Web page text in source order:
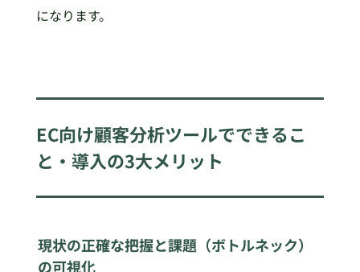
になります。
EC向け顧客分析ツールでできるこ
と・導入の3大メリット
現状の正確な把握と課題（ボトルネック）
の可視化